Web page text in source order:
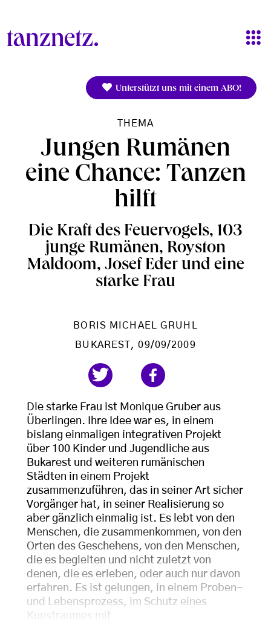
Unterstützt uns mit einem ABO!
THEMA
Jungen Rumänen
eine Chance: Tanzen
hilft
Die Kraft des Feuervogels, 103
junge Rumänen, Royston
Maldoom, Josef Eder und eine
starke Frau
BORIS MICHAEL GRUHL
BUKAREST
, 09/09/2009
Die starke Frau ist Monique Gruber aus
Überlingen. Ihre Idee war es, in einem
bislang einmaligen integrativen Projekt
über 100 Kinder und Jugendliche aus
Bukarest und weiteren rumänischen
Städten in einem Projekt
zusammenzuführen, das in seiner Art sicher
Vorgänger hat, in seiner Realisierung so
aber gänzlich einmalig ist. Es lebt von den
Menschen, die zusammenkommen, von den
Orten des Geschehens, von den Menschen,
die es begleiten und nicht zuletzt von
denen, die es erleben, oder auch nur davon
erfahren. Es ist gelungen, in einem Proben-
und Lebensprozess, im Schutz eines
Kunstraumes mit